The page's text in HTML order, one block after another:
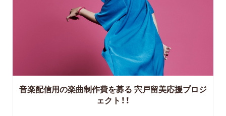
音楽配信用の楽曲制作費を募る 宍戸留美応援プロジ
ェクト！！